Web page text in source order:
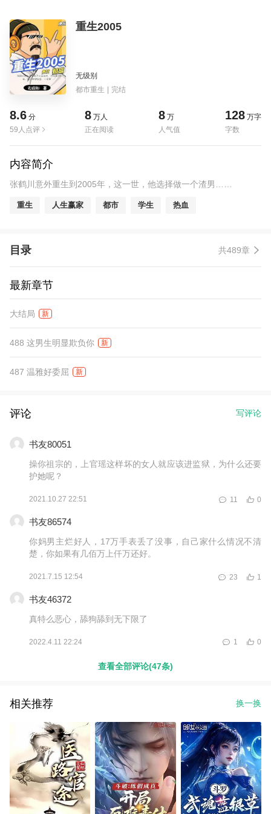
重生2005
无级别
都市重生 | 完结
8.6 分
59人点评
8 万人
正在阅读
8 万
人气值
128 万字
字数
内容简介
张鹤川意外重生到2005年，这一世，他选择做一个渣男……
重生 人生赢家 都市 学生 热血
目录 共489章
最新章节
大结局 新
488 这男生明显欺负你 新
487 温雅好委屈 新
评论 写评论
书友80051
操你祖宗的，上官瑶这样坏的女人就应该进监狱，为什么还要
护她呢？
2021.10.27 22:51 0
11
书友86574
你妈男主烂好人，17万手表丢了没事，自己家什么情况不清
楚，你如果有几佰万上仟万还好。
2021.7.15 12:54 1
23
书友46372
真特么恶心，舔狗舔到无下限了
2022.4.11 22:24 0
1
查看全部评论(47条)
相关推荐 换一换